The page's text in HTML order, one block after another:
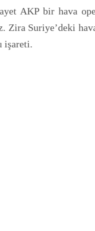
AKP bir hava
Suriye’deki hava
işareti.